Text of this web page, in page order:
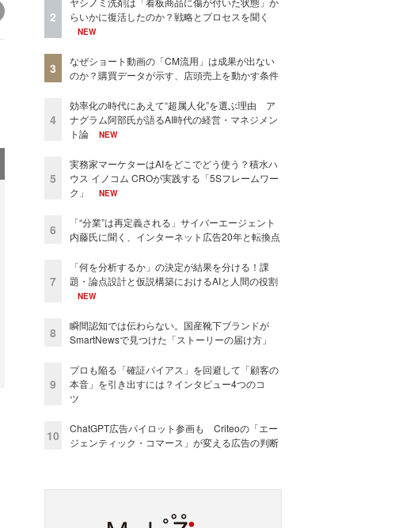
2
らいかに復活したのか？戦略とプロセスを聞く
NEW
3
なぜショート動画の「CM流用」は成果が出ない
のか？購買データが示す、店頭売上を動かす条件
4
効率化の時代にあえて“超属人化”を選ぶ理由 ア
ナグラム阿部氏が語るAI時代の経営・マネジメン
ト論
NEW
5
実務家マーケターはAIをどこでどう使う？積水ハ
ウス イノコム CROが実践する「5Sフレームワー
ク」
NEW
6
「“分業”は再定義される」サイバーエージェント
内藤氏に聞く、インターネット広告20年と転換点
7
「何を分析するか」の決定が結果を分ける！課
題・論点設計と仮説構築におけるAIと人間の役割
NEW
8
瞬間認知では伝わらない。国産靴下ブランドが
SmartNewsで見つけた「ストーリーの届け方」
9
プロも陥る「確証バイアス」を回避して「顧客の
本音」を引き出すには？インタビュー4つのコ
ツ
10
ChatGPT広告パイロット参画も Criteoの「エー
ジェンティック・コマース」が変える広告の判断